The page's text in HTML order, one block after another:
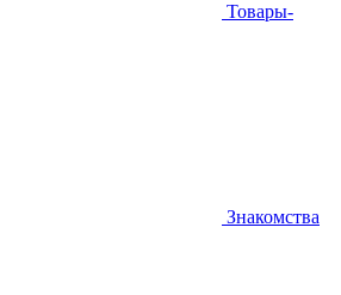
Товары-
Знакомства